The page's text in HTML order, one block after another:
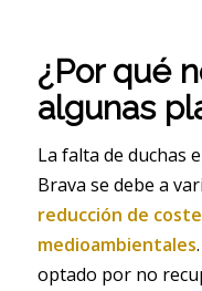
¿Por qué
algunas
La falta de duchas
Brava se debe a
reducción de
medioambientales
optado por no